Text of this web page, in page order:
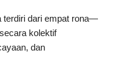
terdiri dari empat rona—
kolektif
dan